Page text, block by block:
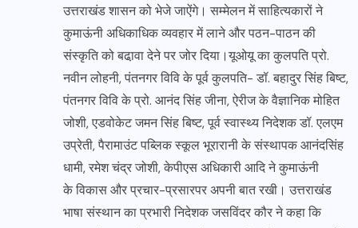
उत्तराखंड शासन को भेजे जाऐंगे। सम्मेलन में साहित्यकारों ने
कुमाऊंनी अधिकाधिक व्यवहार में लाने और पठन-पाठन की
संस्कृति को बढा़वा देने पर जोर दिया।यूओयू का कुलपति प्रो.
नवीन लोहनी, पंतनगर विवि के पूर्व कुलपति- डॉ. बहादुर सिंह बिष्ट,
पंतनगर विवि के प्रो. आनंद सिंह जीना, ऐरीज के वैज्ञानिक मोहित
जोशी, एडवोकेट जमन सिंह बिष्ट, पूर्व स्वास्थ्य निदेशक डॉ. एलएम
उप्रेती, पैरामाउंट पब्लिक स्कूल भूरारानी के संस्थापक आनंदसिंह
धामी, रमेश चंद्र जोशी, केपीएस अधिकारी आदि ने कुमाऊंनी
के विकास और प्रचार-प्रसारपर अपनी बात रखी। उत्तराखंड
भाषा संस्थान का प्रभारी निदेशक जसविंदर कौर ने कहा कि